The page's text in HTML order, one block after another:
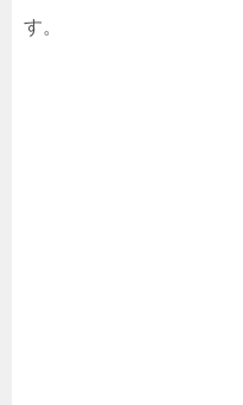
す。